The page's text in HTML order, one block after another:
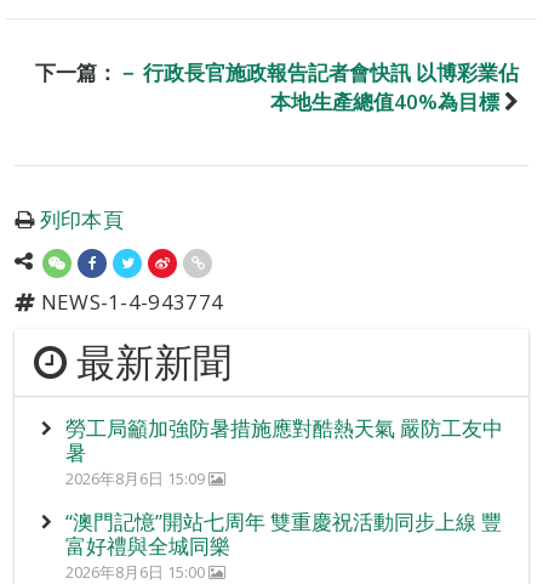
下一篇： － 行政長官施政報告記者會快訊 以博彩業佔
本地生產總值40%為目標
列印本頁
NEWS-1-4-943774
最新新聞
勞工局籲加強防暑措施應對酷熱天氣 嚴防工友中
暑
2026年8月6日 15:09
“澳門記憶”開站七周年 雙重慶祝活動同步上線 豐
富好禮與全城同樂
2026年8月6日 15:00